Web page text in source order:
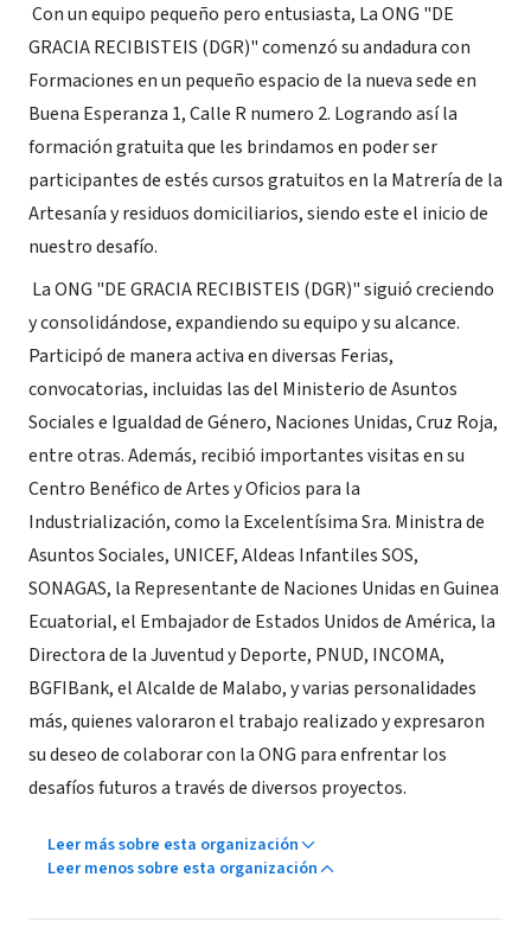
Con un equipo pequeño pero entusiasta, La ONG "DE
GRACIA RECIBISTEIS (DGR)" comenzó su andadura con
Formaciones en un pequeño espacio de la nueva sede en
Buena Esperanza 1, Calle R numero 2. Logrando así la
formación gratuita que les brindamos en poder ser
participantes de estés cursos gratuitos en la Matrería de la
Artesanía y residuos domiciliarios, siendo este el inicio de
nuestro desafío.
La ONG "DE GRACIA RECIBISTEIS (DGR)" siguió creciendo
y consolidándose, expandiendo su equipo y su alcance.
Participó de manera activa en diversas Ferias,
convocatorias, incluidas las del Ministerio de Asuntos
Sociales e Igualdad de Género, Naciones Unidas, Cruz Roja,
entre otras. Además, recibió importantes visitas en su
Centro Benéfico de Artes y Oficios para la
Industrialización, como la Excelentísima Sra. Ministra de
Asuntos Sociales, UNICEF, Aldeas Infantiles SOS,
SONAGAS, la Representante de Naciones Unidas en Guinea
Ecuatorial, el Embajador de Estados Unidos de América, la
Directora de la Juventud y Deporte, PNUD, INCOMA,
BGFIBank, el Alcalde de Malabo, y varias personalidades
más, quienes valoraron el trabajo realizado y expresaron
su deseo de colaborar con la ONG para enfrentar los
desafíos futuros a través de diversos proyectos.
Leer más sobre esta organización
Leer menos sobre esta organización